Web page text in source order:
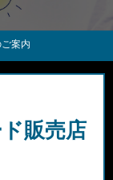
案内
販売店